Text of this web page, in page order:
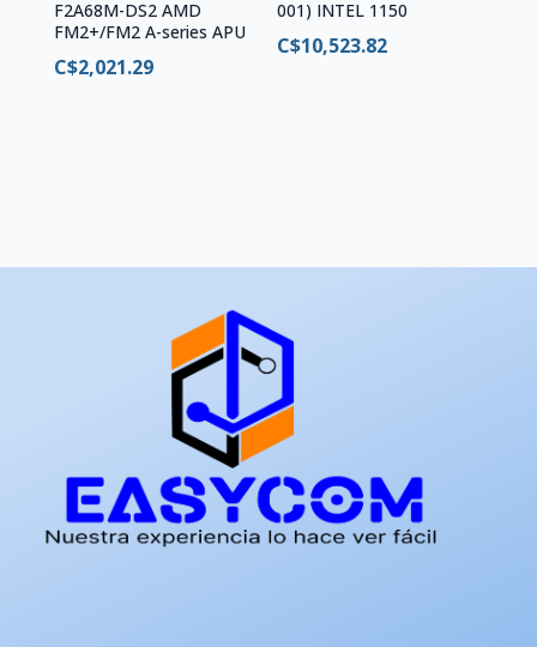
F2A68M-DS2 AMD
FM2+/FM2 A-series APU
C$2,021.29
001) INTEL 1150
C$10,523.82